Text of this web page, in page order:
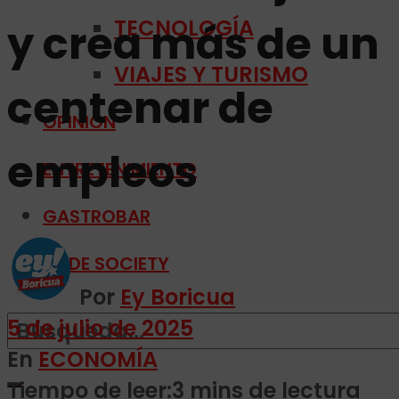
TECNOLOGÍA
VIAJES Y TURISMO
OPINIÓN
ENTRETENIMIENTO
GASTROBAR
PRIDE SOCIETY
y crea más de un
centenar de
empleos
Por Ey Boricua
5 de julio de 2025
En ECONOMÍA
Tiempo de leer:3 mins de lectura